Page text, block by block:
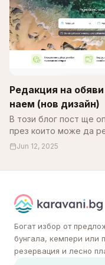
Редакция на
наем (нов дизайн)
В този блог пост ще
през които може да
време. В края на май
Jun 12, 2025
Богат избор от
бунгала, кемпери или
резервация и лесно